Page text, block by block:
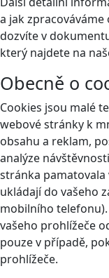
a jak
dozvíte v
který najdete na
Obecně o
Cookies jsou malé
webové stránky k
obsahu a reklam,
analýze
stránka pamatovala
ukládají do vašeho
mobilního
vašeho prohlížeče
pouze v případě,
prohlížeče.